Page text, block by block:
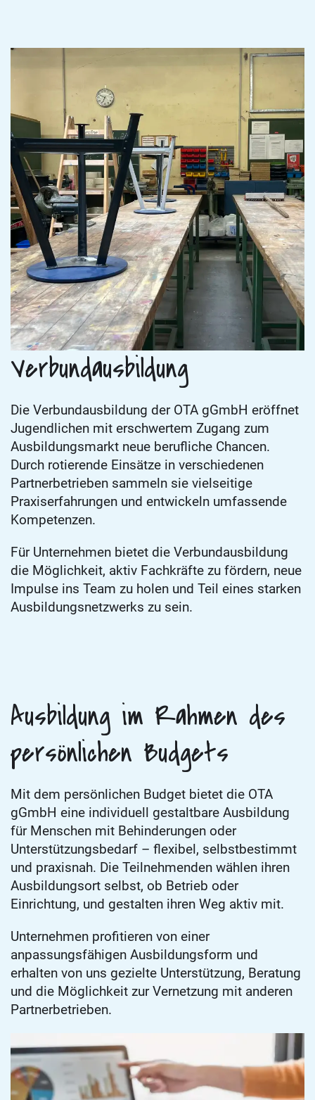
Verbundausbildung
Die Verbundausbildung der OTA gGmbH eröffnet
Jugendlichen mit erschwertem Zugang zum
Ausbildungsmarkt neue berufliche Chancen.
Durch rotierende Einsätze in verschiedenen
Partnerbetrieben sammeln sie vielseitige
Praxiserfahrungen und entwickeln umfassende
Kompetenzen.
Für Unternehmen bietet die Verbundausbildung
die Möglichkeit, aktiv Fachkräfte zu fördern, neue
Impulse ins Team zu holen und Teil eines starken
Ausbildungsnetzwerks zu sein.
Ausbildung im Rahmen des
persönlichen Budgets
Mit dem persönlichen Budget bietet die OTA
gGmbH eine individuell gestaltbare Ausbildung
für Menschen mit Behinderungen oder
Unterstützungsbedarf – flexibel, selbstbestimmt
und praxisnah. Die Teilnehmenden wählen ihren
Ausbildungsort selbst, ob Betrieb oder
Einrichtung, und gestalten ihren Weg aktiv mit.
Unternehmen profitieren von einer
anpassungsfähigen Ausbildungsform und
erhalten von uns gezielte Unterstützung, Beratung
und die Möglichkeit zur Vernetzung mit anderen
Partnerbetrieben.